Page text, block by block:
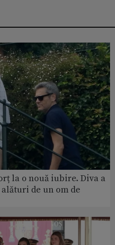
la o nouă iubire. Diva a
de un om de